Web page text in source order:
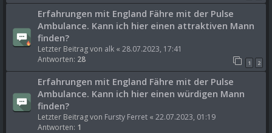
Erfahrungen mit England Fähre mit der Pulse
Ambulance. Kann ich hier einen attraktiven Mann
finden?
Letzter Beitrag von alk « 28.07.2023, 17:41
Antworten: 28 1 2
Erfahrungen mit England Fähre mit der Pulse
Ambulance. Kann ich hier einen würdigen Mann
finden?
Letzter Beitrag von Fursty Ferret « 22.07.2023, 01:19
Antworten: 1